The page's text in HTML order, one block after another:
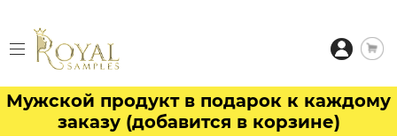
Мужской продукт в подарок к каждому
заказу (добавится в корзине)